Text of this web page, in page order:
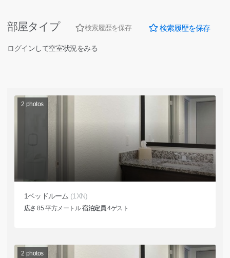
部屋タイプ 検索履歴を保存 検索履歴を保存
ログインして空室状況をみる
2 photos
1ベッドルーム (1XN)
広さ 85 平方メートル宿泊定員 4ゲスト
2 photos